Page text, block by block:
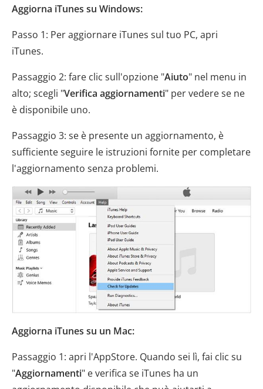
Aggiorna iTunes su Windows:
Passo 1: Per aggiornare iTunes sul tuo PC, apri
iTunes.
Passaggio 2: fare clic sull'opzione "Aiuto" nel menu in
alto; scegli "Verifica aggiornamenti" per vedere se ne
è disponibile uno.
Passaggio 3: se è presente un aggiornamento, è
sufficiente seguire le istruzioni fornite per completare
l'aggiornamento senza problemi.
Aggiorna iTunes su un Mac:
Passaggio 1: apri l'AppStore. Quando sei lì, fai clic su
"Aggiornamenti" e verifica se iTunes ha un